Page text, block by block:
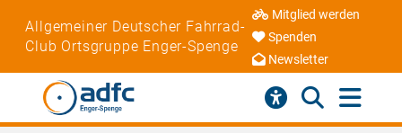
Allgemeiner Deutscher Fahrrad-
Club Ortsgruppe Enger-Spenge
Mitglied werden
Spenden
Newsletter